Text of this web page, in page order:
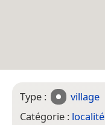
Type :
village
Catégorie : localité